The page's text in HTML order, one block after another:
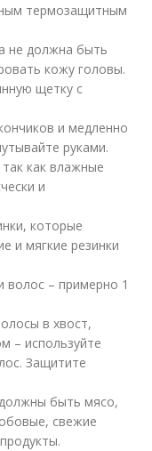
термозащитным
не должна быть
кожу головы.
щетку с
и медленно
руками.
как влажные
и
которые
и мягкие резинки
волос – примерно 1
в хвост,
– используйте
Защитите
быть мясо,
свежие